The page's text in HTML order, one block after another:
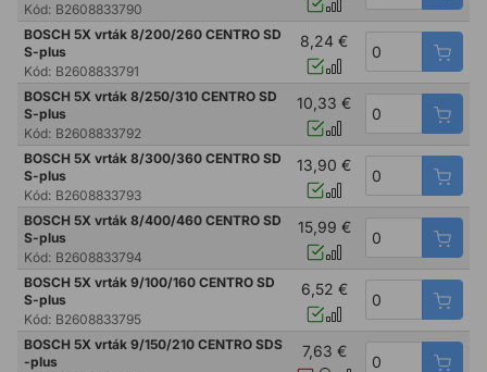
Kód: B2608833790
BOSCH 5X vrták 8/200/260 CENTRO SD
S-plus
Kód: B2608833791
8,24 €
BOSCH 5X vrták 8/250/310 CENTRO SD
S-plus
Kód: B2608833792
10,33 €
BOSCH 5X vrták 8/300/360 CENTRO SD
S-plus
Kód: B2608833793
13,90 €
BOSCH 5X vrták 8/400/460 CENTRO SD
S-plus
Kód: B2608833794
15,99 €
BOSCH 5X vrták 9/100/160 CENTRO SD
S-plus
Kód: B2608833795
6,52 €
BOSCH 5X vrták 9/150/210 CENTRO SDS
-plus
7,63 €